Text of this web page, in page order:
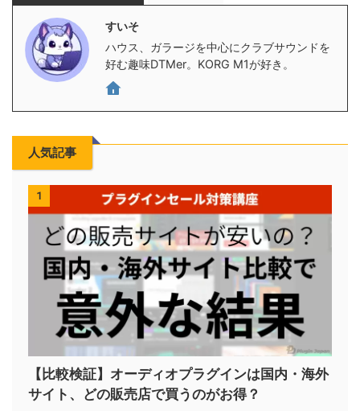
すいそ
ハウス、ガラージを中心にクラブサウンドを
好む趣味DTMer。KORG M1が好き。
人気記事
1
【比較検証】オーディオプラグインは国内・海外
サイト、どの販売店で買うのがお得？